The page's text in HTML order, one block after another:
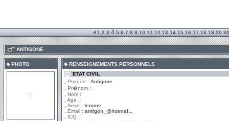
1 2 3 4 5 6 7 8 9 10 11 12 13 14 15 16 17 18 19 20 30
ANTIGONE
PHOTO
RENSEIGNEMENTS PERSONNELS
ETAT CIVIL
Pseudo : Antigone
Pr�nom :
Nom :
Age :
Sexe : femme
Email : antigon_@hotmai...
ICQ :